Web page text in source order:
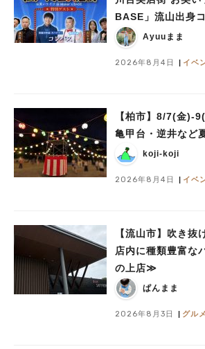
BASE」流山出身
も登場！8/23（日）
Ayuuまま
2026年8月4日 イベ
【柏市】8/7(金
亀甲台・逆井など
koji-koji
2026年8月4日 イベ
【流山市】吹き抜
店内に種類豊富
の上店≫
ぱんまま
2026年8月3日 グルメ
#ラーメン#ショッピング #カフェ #スイーツ #パ
#イベント
#教えたい／教えて投稿記事
#教えたい/こんなの見つけた